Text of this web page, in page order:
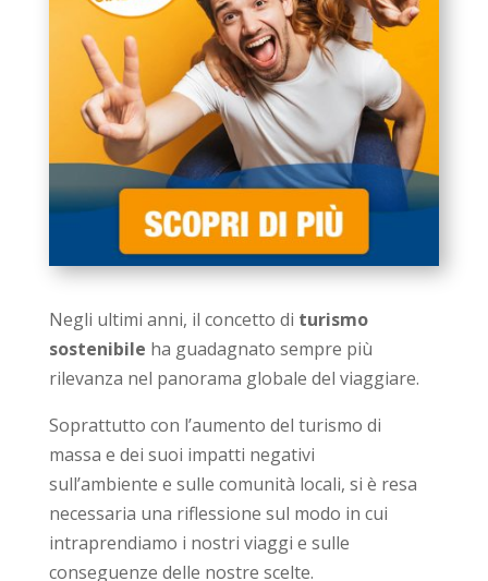
Negli ultimi anni, il concetto di turismo
sostenibile ha guadagnato sempre più
rilevanza nel panorama globale del viaggiare.
Soprattutto con l’aumento del turismo di
massa e dei suoi impatti negativi
sull’ambiente e sulle comunità locali, si è resa
necessaria una riflessione sul modo in cui
intraprendiamo i nostri viaggi e sulle
conseguenze delle nostre scelte.